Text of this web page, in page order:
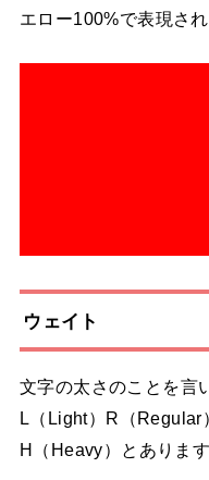
エロー100%で表現さ
ウェイト
文字の太さのことを言
L（Light）R（Regular
H（Heavy）とあります